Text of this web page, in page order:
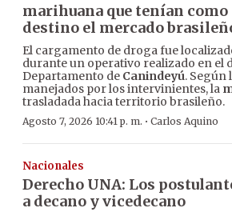
marihuana que tenían como
destino el mercado
El cargamento de droga fue
durante un operativo realizado en el
Departamento de Canindeyú. Según
manejados por los intervinientes, la
trasladada hacia territorio brasileño.
Agosto 7, 2026 10:41 p. m. · Carlos Aquino
Nacionales
Derecho UNA: Los
a decano y vicedecano